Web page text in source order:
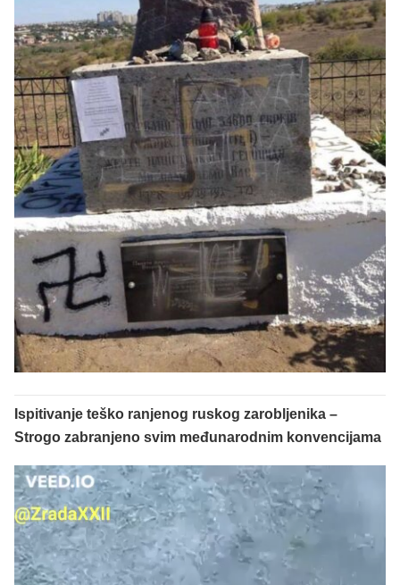
Ispitivanje teško ranjenog ruskog zarobljenika –
Strogo zabranjeno svim međunarodnim konvencijama
Reproduktor
videozapisa